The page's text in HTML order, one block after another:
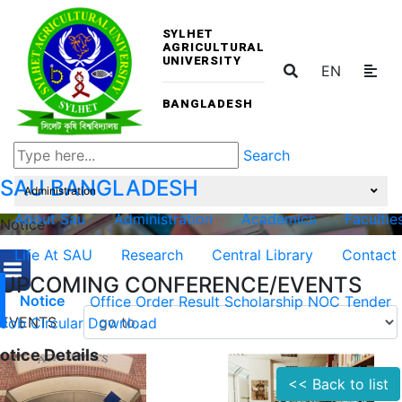
SYLHET
AGRICULTURAL
UNIVERSITY
BANGLADESH
EN
Search
SAUBANGLADESH
About Sau Administration Academics
Life At SAU
Research Central Library Contact
UPCOMING CONFERENCE/EVENTS
EVENTS
Administration
Notice
Notice Office Order Result Scholarship NOC Tender
Job Circular Download
Details
<< Back to list